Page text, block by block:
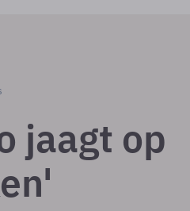
jaagt op